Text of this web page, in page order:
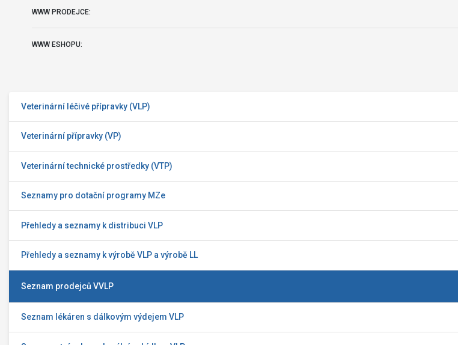
Veterinární léčivé přípravky (VLP)
Veterinární přípravky (VP)
Veterinární technické prostředky (VTP)
Seznamy pro dotační programy MZe
Přehledy a seznamy k distribuci VLP
Přehledy a seznamy k výrobě VLP a výrobě LL
Seznam prodejců VVLP
Seznam lékáren s dálkovým výdejem VLP
WWW PRODEJCE:
WWW ESHOPU: